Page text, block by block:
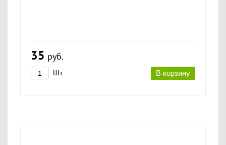
35 руб.
В корзину
Шт.